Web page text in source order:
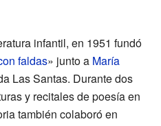
infantil, en 1951 fundó
faldas» junto a María
Las Santas. Durante dos
y recitales de poesía en
también colaboró en